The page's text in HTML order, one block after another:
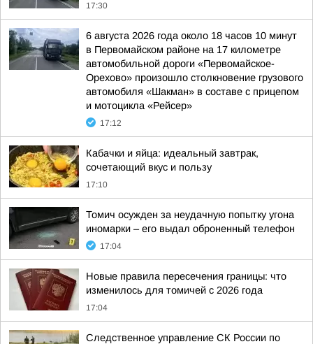
17:30
6 августа 2026 года около 18 часов 10 минут
в Первомайском районе на 17 километре
автомобильной дороги «Первомайское-
Орехово» произошло столкновение грузового
автомобиля «Шакман» в составе с прицепом
и мотоцикла «Рейсер»
17:12
Кабачки и яйца: идеальный завтрак,
сочетающий вкус и пользу
17:10
Томич осужден за неудачную попытку угона
иномарки – его выдал оброненный телефон
17:04
Новые правила пересечения границы: что
изменилось для томичей с 2026 года
17:04
Следственное управление СК России по